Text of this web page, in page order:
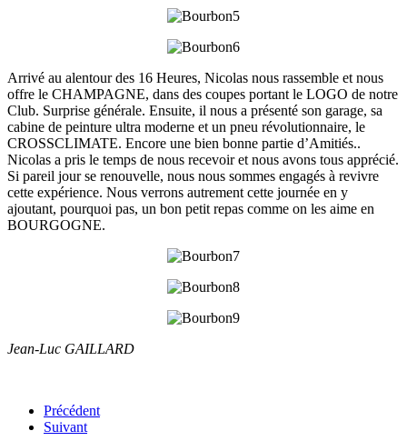
Arrivé au alentour des 16 Heures, Nicolas nous rassemble et nous
offre le CHAMPAGNE, dans des coupes portant le LOGO de notre
Club. Surprise générale. Ensuite, il nous a présenté son garage, sa
cabine de peinture ultra moderne et un pneu révolutionnaire, le
CROSSCLIMATE. Encore une bien bonne partie d’Amitiés..
Nicolas a pris le temps de nous recevoir et nous avons tous apprécié.
Si pareil jour se renouvelle, nous nous sommes engagés à revivre
cette expérience. Nous verrons autrement cette journée en y
ajoutant, pourquoi pas, un bon petit repas comme on les aime en
BOURGOGNE.
Jean-Luc GAILLARD
Précédent
Suivant